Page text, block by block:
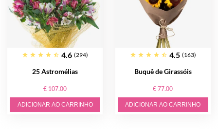
4.6 (294)
25 Astromélias
€ 107.00
ADICIONAR AO CARRINHO
4.5 (163)
Buquê de Girassóis
€ 77.00
ADICIONAR AO CARRINHO